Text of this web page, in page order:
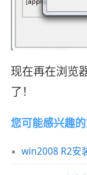
现在再在浏览
了！
您可能感兴趣